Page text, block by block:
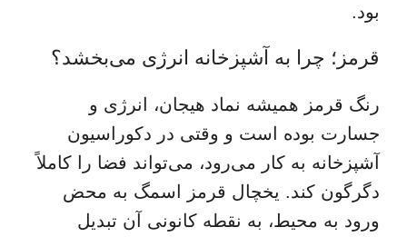
بود.
قرمز؛ چرا به آشپزخانه انرژی می‌بخشد؟
رنگ قرمز همیشه نماد هیجان، انرژی و
جسارت بوده است و وقتی در دکوراسیون
آشپزخانه به کار می‌رود، می‌تواند فضا را کاملاً
دگرگون کند. یخچال قرمز اسمگ به محض
ورود به محیط، به نقطه کانونی آن تبدیل